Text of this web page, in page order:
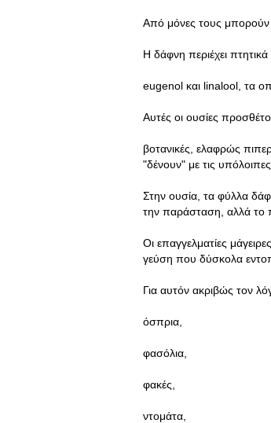
Από μόνες τους μπορούν
Η δάφνη περιέχει
eugenol και linalool, τα
Αυτές οι ουσίες
βοτανικές, ελαφρώς
"δένουν" με τις υπόλοιπες
Στην ουσία, τα φύλλα
την παράσταση, αλλά το
Οι επαγγελματίες
γεύση που δύσκολα
Για αυτόν ακριβώς τον
όσπρια,
φασόλια,
φακές,
ντομάτα,